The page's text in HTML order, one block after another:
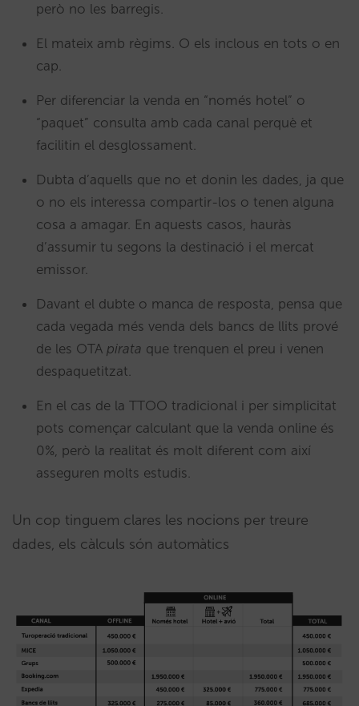
però no les barregis.
El mateix amb règims. O els inclous en tots o en
cap.
Per diferenciar la venda en “només hotel” o
“paquet” consulta amb cada canal perquè et
facilitin el desglossament.
Dubta d’aquells que no et donin les dades, ja que
o no els interessa compartir-los o tenen alguna
cosa a amagar. En aquests casos, hauràs
d’assumir tu segons la destinació i el mercat
emissor.
Davant el dubte o manca de resposta, pensa que
cada vegada més venda dels bancs de llits prové
de les OTA pirata que trenquen el preu i venen
despaquetitzat.
En el cas de la TTOO tradicional i per simplicitat
pots començar calculant que la venda online és
0%, però la realitat és molt diferent com així
asseguren molts estudis.
Un cop tinguem clares les nocions per treure
dades, els càlculs són automàtics